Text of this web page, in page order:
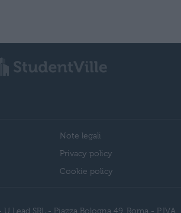
Note legali
Privacy policy
Cookie policy
Lead SRL - Piazza Bologna 49, Roma - P.IVA